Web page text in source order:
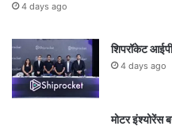
4 days ago
शिपरॉकेट
4 days ago
मोटर इंश्योरेंस